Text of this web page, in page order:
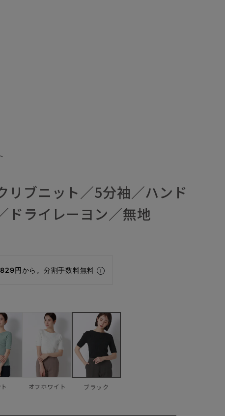
リブニット／5分袖／ハンド
ドライレーヨン／無地
円から。分割手数料無料
オフホワイト ブラック